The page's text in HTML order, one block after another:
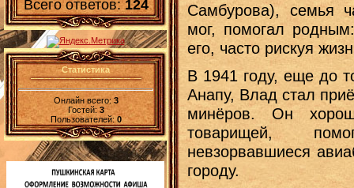
Всего ответов: 124
Статистика
Онлайн всего:3
Гостей:3
Пользователей: 0
Самбурова), семья
мог, помогал
его, часто рискуя
В 1941 году, еще до
Анапу, Влад стал
минёров. Он
товарищей,
невзорвавшиеся
городу.